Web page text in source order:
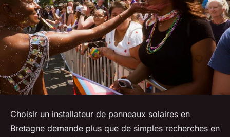
Choisir un installateur de panneaux solaires en
Bretagne demande plus que de simples recherches en